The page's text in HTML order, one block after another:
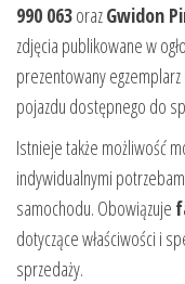
990 063orazGwidon
zdjęcia publikowane w
prezentowany
pojazdu dostępnego do
Istnieje także możliwość
indywidualnymi
samochodu. Obowiązuje
dotyczące właściwości i
sprzedaży.